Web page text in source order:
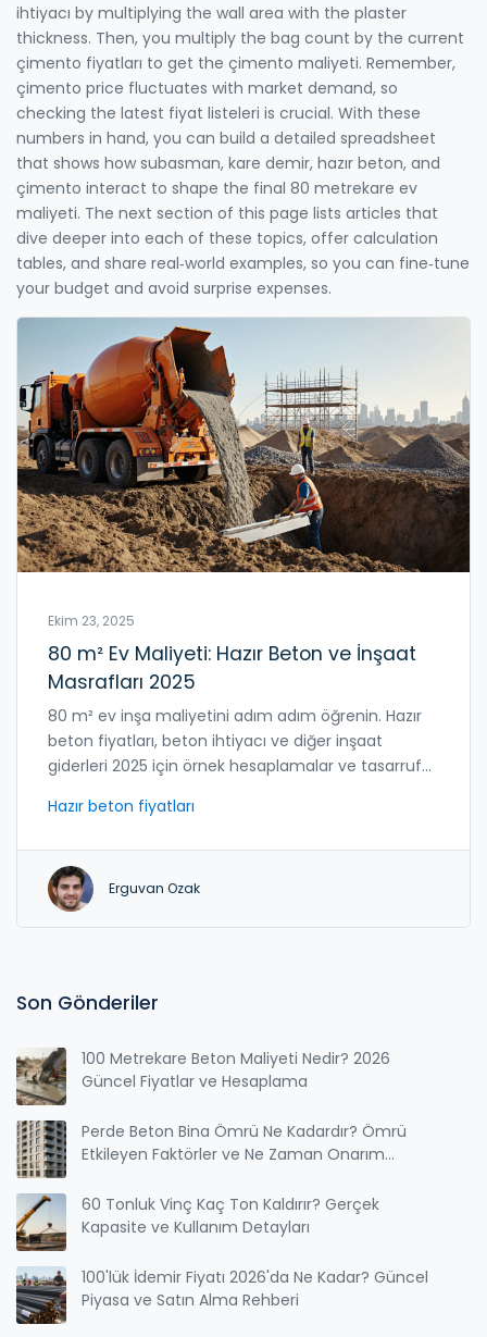
ihtiyacı by multiplying the wall area with the plaster
thickness. Then, you multiply the bag count by the current
çimento fiyatları to get the çimento maliyeti. Remember,
çimento price fluctuates with market demand, so
checking the latest fiyat listeleri is crucial. With these
numbers in hand, you can build a detailed spreadsheet
that shows how subasman, kare demir, hazır beton, and
çimento interact to shape the final 80 metrekare ev
maliyeti. The next section of this page lists articles that
dive deeper into each of these topics, offer calculation
tables, and share real‑world examples, so you can fine‑tune
your budget and avoid surprise expenses.
Ekim 23, 2025
80 m² Ev Maliyeti: Hazır Beton ve İnşaat
Masrafları 2025
80 m² ev inşa maliyetini adım adım öğrenin. Hazır
beton fiyatları, beton ihtiyacı ve diğer inşaat
giderleri 2025 için örnek hesaplamalar ve tasarruf
Hazır beton fiyatları
Erguvan Ozak
Son Gönderiler
100 Metrekare Beton Maliyeti Nedir? 2026
Güncel Fiyatlar ve Hesaplama
Perde Beton Bina Ömrü Ne Kadardır? Ömrü
Etkileyen Faktörler ve Ne Zaman Onarım
60 Tonluk Vinç Kaç Ton Kaldırır? Gerçek
Kapasite ve Kullanım Detayları
100'lük İdemir Fiyatı 2026'da Ne Kadar? Güncel
Piyasa ve Satın Alma Rehberi